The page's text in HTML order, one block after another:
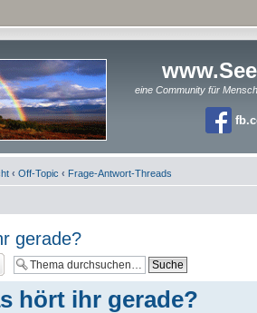
eine Community für
‹ Off-Topic ‹ Frage-Antwort-Threads
gerade?
hört ihr gerade?